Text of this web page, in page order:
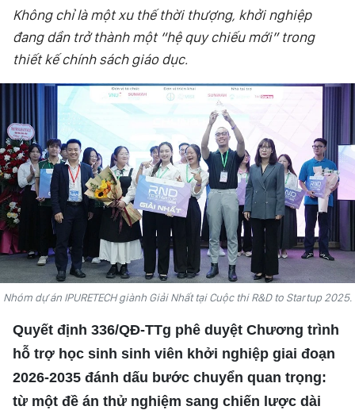
ĐỜI SỐNG - XÃ HỘI
KHOA HỌC - GIÁO DỤC
AN NINH - XÃ HỘI
KINH TẾ
VĂN HÓA
THỂ THAO
QUỐC TẾ
NHÂN DÂN ĐIỆN TỬ
BÁO THỜI NAY
NHÂN DÂN CUỐI TUẦN
Không chỉ là một xu thế thời thượng, khởi nghiệp
đang dần trở thành một “hệ quy chiếu mới” trong
thiết kế chính sách giáo dục.
Nhóm dự án IPURETECH giành Giải Nhất tại Cuộc thi R&D to Startup 2025.
Quyết định 336/QĐ-TTg phê duyệt Chương trình
hỗ trợ học sinh sinh viên khởi nghiệp giai đoạn
2026-2035 đánh dấu bước chuyển quan trọng:
từ một đề án thử nghiệm sang chiến lược dài